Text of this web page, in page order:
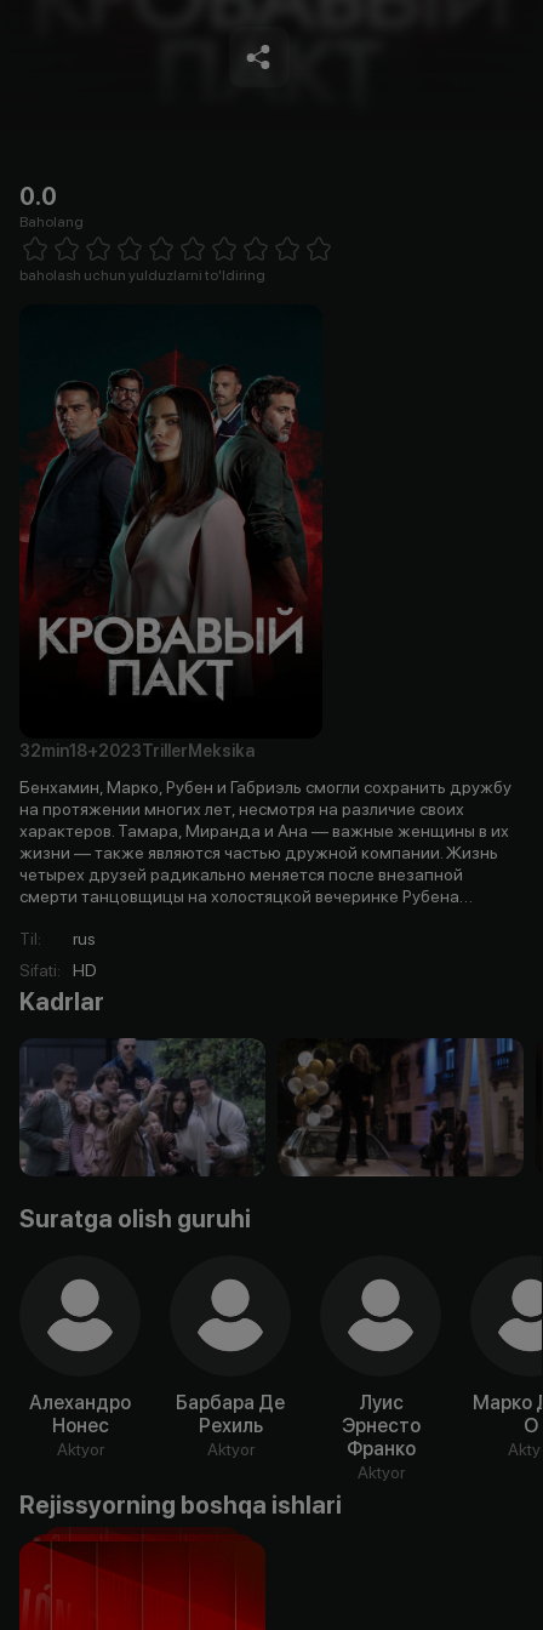
0.0
Baholang
1 Star 2 Stars 3 Stars 4 Stars5 Stars 6 Stars7 Stars8 Stars
baholash uchun yulduzlarni to'ldiring
32min18+2023Triller Meksika
Бенхамин, Марко, Рубен и Габриэль смогли сохранить дружбу
на протяжении многих лет, несмотря на различие своих
характеров. Тамара, Миранда и Ана — важные женщины в их
жизни — также являются частью дружной компании. Жизнь
четырех друзей радикально меняется после внезапной
смерти танцовщицы на холостяцкой вечеринке Рубена…
Til:
rus
Sifati: HD
Kadrlar
Suratga olish guruhi
Алехандро
Нонес
Aktyor
Барбара Де
Рехиль
Aktyor
Луис
Эрнесто
Франко
Aktyor
Марко
О
Rejissyorning boshqa ishlari